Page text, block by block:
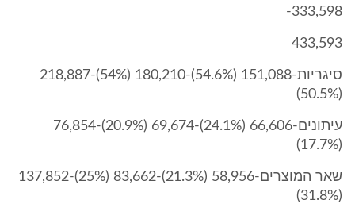
333,598-
433,593
סיגריות-151,088 (54.6%)-180,210 (54%)-218,887
(50.5%)
עיתונים-66,606 (24.1%)-69,674 (20.9%)-76,854
(17.7%)
שאר המוצרים-58,956 (21.3%)-83,662 (25%)-137,852
(31.8%)